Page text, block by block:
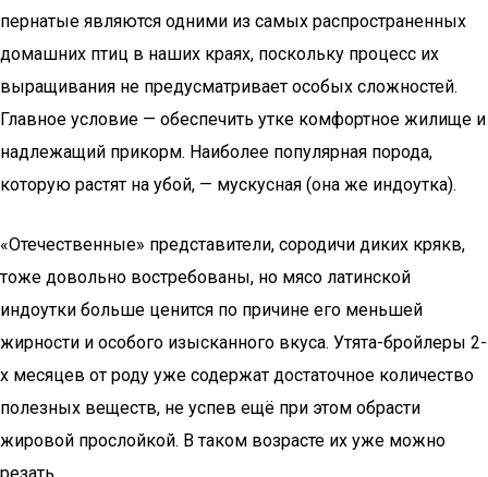
пернатые являются одними из самых распространенных
домашних птиц в наших краях, поскольку процесс их
выращивания не предусматривает особых сложностей.
Главное условие — обеспечить утке комфортное жилище и
надлежащий прикорм. Наиболее популярная порода,
которую растят на убой, — мускусная (она же индоутка).
«Отечественные» представители, сородичи диких крякв,
тоже довольно востребованы, но мясо латинской
индоутки больше ценится по причине его меньшей
жирности и особого изысканного вкуса. Утята-бройлеры 2-
х месяцев от роду уже содержат достаточное количество
полезных веществ, не успев ещё при этом обрасти
жировой прослойкой. В таком возрасте их уже можно